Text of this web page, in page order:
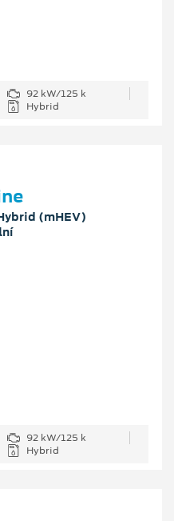
92 kW/125 k
Hybrid
(mHEV)
92 kW/125 k
Hybrid